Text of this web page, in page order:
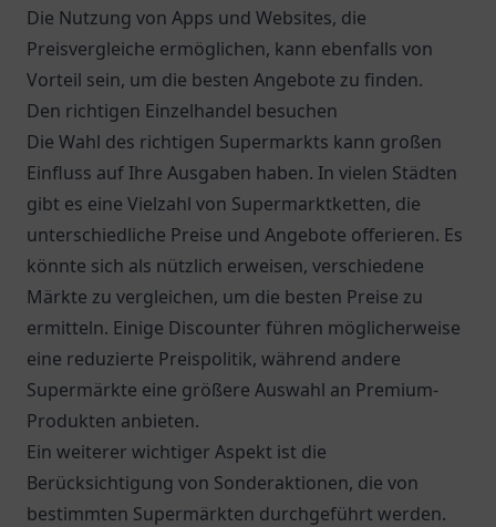
Die Nutzung von Apps und Websites, die
Preisvergleiche ermöglichen, kann ebenfalls von
Vorteil sein, um die besten Angebote zu finden.
Den richtigen Einzelhandel besuchen
Die Wahl des richtigen Supermarkts kann großen
Einfluss auf Ihre Ausgaben haben. In vielen Städten
gibt es eine Vielzahl von Supermarktketten, die
unterschiedliche Preise und Angebote offerieren. Es
könnte sich als nützlich erweisen, verschiedene
Märkte zu vergleichen, um die besten Preise zu
ermitteln. Einige Discounter führen möglicherweise
eine reduzierte Preispolitik, während andere
Supermärkte eine größere Auswahl an Premium-
Produkten anbieten.
Ein weiterer wichtiger Aspekt ist die
Berücksichtigung von Sonderaktionen, die von
bestimmten Supermärkten durchgeführt werden.